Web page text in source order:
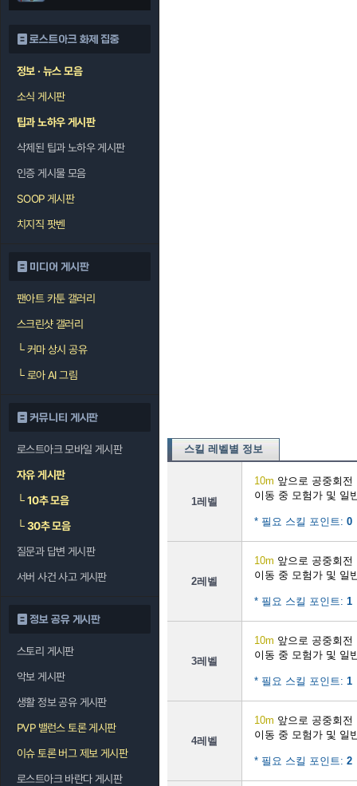
로스트아크 화제 집중
정보 · 뉴스 모음
소식 게시판
팁과 노하우 게시판
삭제된 팁과 노하우 게시판
인증 게시물 모음
SOOP 게시판
치지직 팟벤
미디어 게시판
팬아트 카툰 갤러리
스크린샷 갤러리
└커마 상시 공유
└로아 AI 그림
커뮤니티 게시판
로스트아크 모바일 게시판
자유 게시판
└10추 모음
└30추 모음
질문과 답변 게시판
서버 사건 사고 게시판
정보 공유 게시판
스토리 게시판
악보 게시판
생활 정보 공유 게시판
PVP 밸런스 토론 게시판
이슈 토론 버그 제보 게시판
로스트아크 바란다 게시판
스킬 레벨별 정보
1레벨
10m 앞으로 공중회
이동 중 모험가 및 일
* 필요 스킬 포인트: 0
2레벨
10m 앞으로 공중회
이동 중 모험가 및 일
* 필요 스킬 포인트: 1
3레벨
10m 앞으로 공중회
이동 중 모험가 및 일
* 필요 스킬 포인트: 1
4레벨
10m 앞으로 공중회
이동 중 모험가 및 일
* 필요 스킬 포인트: 2